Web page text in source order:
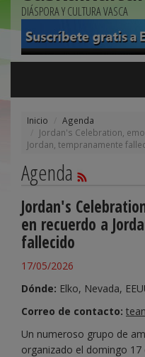
DIÁSPORA Y CULTURA VASCA
Inicio
Agenda
Jordan's Celebration,
Jordan, tempranamente
Agenda
Jordan's
en recuerdo a
fallecido
17/05/2026
Dónde: Elko, Nevada,
Correo de contacto:
Un numeroso grupo de
organizado el domingo 17